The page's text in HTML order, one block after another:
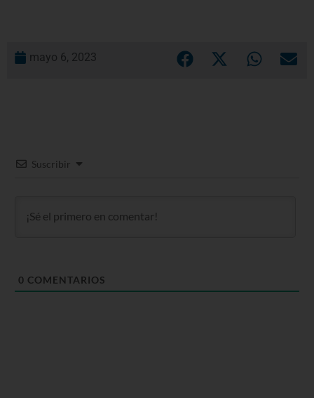
mayo 6, 2023
Suscribir
0 COMENTARIOS